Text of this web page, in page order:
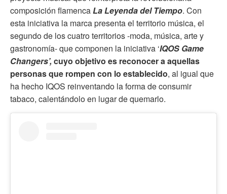
composición flamencaLa Leyenda del Tiempo. Con
esta iniciativa la marca presenta el territorio música, el
segundo de los cuatro territorios -moda, música, arte y
gastronomía- que componen la iniciativa ‘IQOS Game
Changers’, cuyo objetivo es reconocer a aquellas
personas que rompen con lo establecido, al igual que
ha hecho IQOS reinventando la forma de consumir
tabaco, calentándolo en lugar de quemarlo.